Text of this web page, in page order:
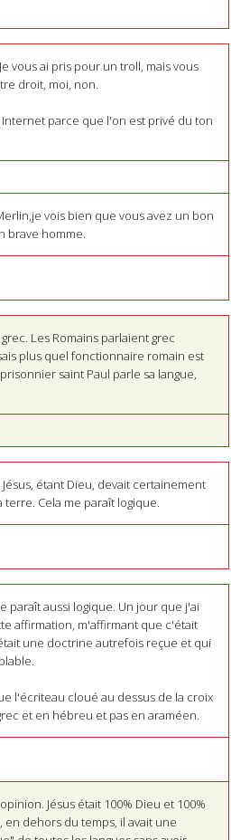
vous ai pris pour un troll, mais vous
droit, moi, non.
parce que l'on est privé du ton
vois bien que vous avez un bon
brave homme.
Les Romains parlaient grec
plus quel fonctionnaire romain est
saint Paul parle sa langue,
étant Dieu, devait certainement
Cela me paraît logique.
paraît aussi logique. Un jour que j'ai
affirmation, m'affirmant que c'était
une doctrine autrefois reçue et qui
l'écriteau cloué au dessus de la croix
et en hébreu et pas en araméen.
Jésus était 100% Dieu et 100%
en dehors du temps, il avait une